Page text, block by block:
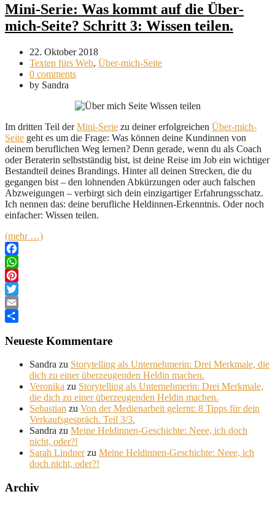
Mini-Serie: Was kommt auf die Über-
mich-Seite? Schritt 3: Wissen teilen.
22. Oktober 2018
Texten fürs Web, Über-mich-Seite
0 comments
by Sandra
Im dritten Teil derMini-Serie zu deiner erfolgreichen Über-mich-
Seite geht es um die Frage: Was können deine Kundinnen von
deinem beruflichen Weg lernen? Denn gerade, wenn du als Coach
oder Beraterin selbstständig bist, ist deine Reise im Job ein wichtiger
Bestandteil deines Brandings. Hinter all deinen Strecken, die du
gegangen bist – den lohnenden Abkürzungen oder auch falschen
Abzweigungen – verbirgt sich dein einzigartiger Erfahrungsschatz.
Ich nennen das: deine berufliche Heldinnen-Erkenntnis. Oder noch
einfacher: Wissen teilen.
(mehr …)
Facebook
WhatsApp
Pinterest
Twitter
Email
Neueste Kommentare
Sandra zu Storytelling als Unternehmerin: Drei Merkmale, die
dich zu einer überzeugenden Heldin machen.
Veronika zu Storytelling als Unternehmerin: Drei Merkmale,
die dich zu einer überzeugenden Heldin machen.
Sebastian zu Von der Medienarbeit gelernt: 8 Tipps für dein
Verkaufsgespräch. Teil 3/3.
Sandra zu Meine Heldinnen-Geschichte: Neee, ich doch
nicht, oder?!
Sarah Lindnerzu Meine Heldinnen-Geschichte: Neee, ich
doch nicht, oder?!
Archiv